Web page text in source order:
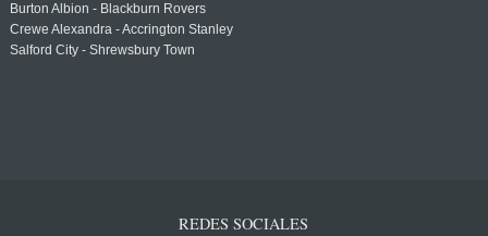
Burton Albion - Blackburn Rovers
Crewe Alexandra - Accrington Stanley
Salford City - Shrewsbury Town
REDES SOCIALES